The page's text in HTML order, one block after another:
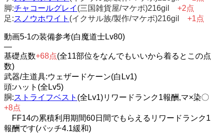
脚:チャコールグレイ (三国雑貨屋/マケボ)216gil +2点
足:スノウホワイト (イクサル族/製作/マケボ)216gil +1点
動画5-1の装備参考(白魔道士Lv80)
—
基礎点数+68点(全11部位をなんでもいいから着るとこの点
数)
武器/主道具:ウェザードケーン(白Lv1)
頭:ハット(全Lv5)
胴:ストライフベスト (全Lv1)リワードランク1報酬,マ×染〇
+8点
FF14の累積利用期間60日間でもらえるリワードランク1
報酬です(パッチ4.1緩和)